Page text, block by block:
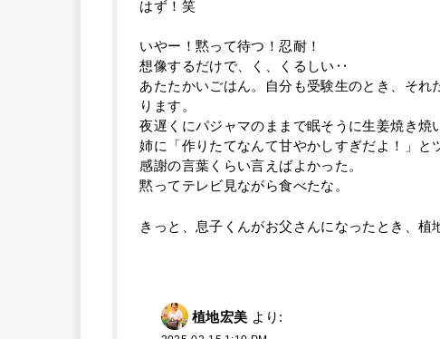
はず！笑
いやー！黙って待つ！忍耐！
想像するだけで、く、くるしい‥
あたたかいごはん。自分も受験生のとき、そ
ります。
夜遅くにパジャマのままで眠そうに生姜焼き焼
姉に「作りたてなんて甘やかしすぎだよ！」と
感謝の言葉くらい言えばよかった。
黙ってテレビ見ながら食べたな。
きっと、息子くんがお父さんになったとき、植
植地宏美 より: